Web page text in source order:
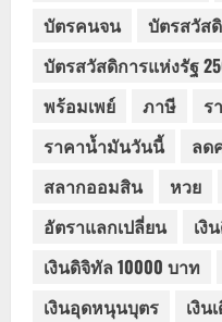
บัตรคนจน
บัตรสวัส
บัตรสวัสดิการแห่งรัฐ
พร้อมเพย์
ภาษี ร
ราคาน้ำมันวันนี้
ลด
สลากออมสิน
หวย
อัตราแลกเปลี่ยน
เงิ
เงินดิจิทัล 10000 บาท
เงินอุดหนุนบุตร
เงิน